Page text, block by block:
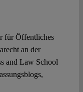
für Öffentliches
an der
and Law School